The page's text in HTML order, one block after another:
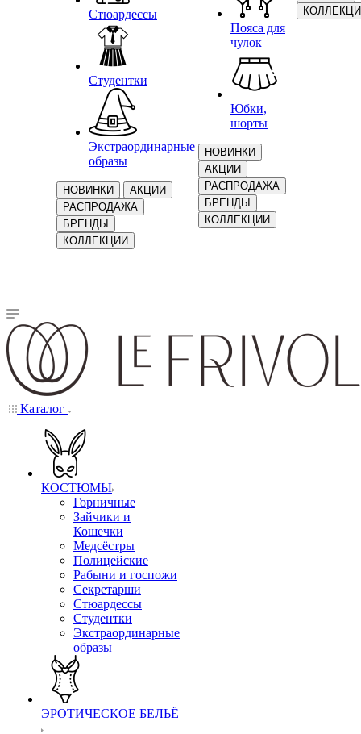
Стюардессы
Студентки
Экстраординарные
образы
НОВИНКИ
АКЦИИ
РАСПРОДАЖА
БРЕНДЫ
КОЛЛЕКЦИИ
Пояса для
чулок
Юбки,
шорты
НОВИНКИ
АКЦИИ
РАСПРОДАЖА
БРЕНДЫ
КОЛЛЕКЦИИ
Каталог
КОСТЮМЫ
Горничные
Зайчики и
Кошечки
Медсёстры
Полицейские
Рабыни и госпожи
Секретарши
Стюардессы
Студентки
Экстраординарные
образы
ЭРОТИЧЕСКОЕ БЕЛЬЁ